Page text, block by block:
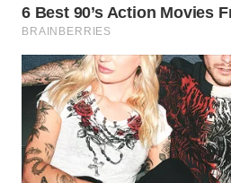
SERIBU
WN
TANGERANG
WN
BINJAI